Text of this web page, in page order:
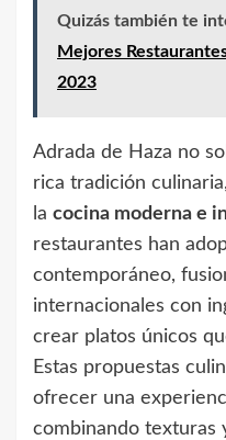
Quizás también te
Mejores
2023
Adrada de Haza no
rica tradición
la cocina moderna e
restaurantes han
contemporáneo,
internacionales con
crear platos únicos
Estas propuestas
ofrecer una
combinando texturas